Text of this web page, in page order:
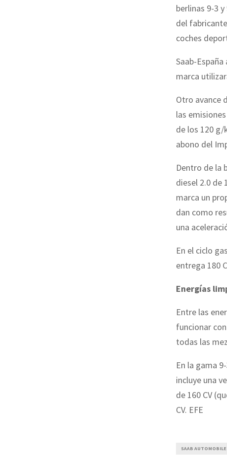
berlinas 9-3
del
coches
Saab-
marca
Otro avance
las
de los 120 g/
abono del
Dentro de la
diesel 2.0 de
marca un
dan como
una
En el ciclo
entrega 180
Energías
Entre las
funcionar
todas las
En la gama
incluye una
de 160 CV
CV. EFE
SAAB AUTOMOBILE